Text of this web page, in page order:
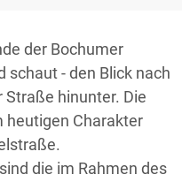
der Bochumer
schaut - den Blick nach
Straße hinunter. Die
heutigen Charakter
die im Rahmen des